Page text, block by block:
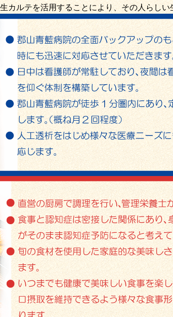
カルテを活用することにより、その人らし